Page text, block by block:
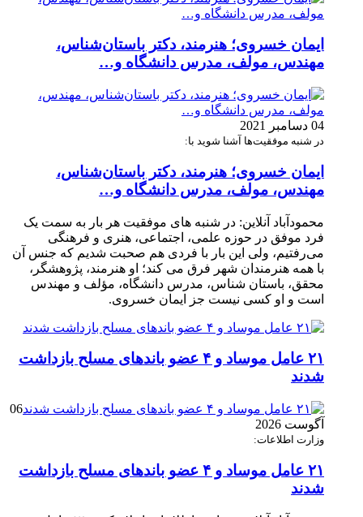
ایمان خسروی؛ هنرمند، دکتر باستان‌شناس،
مهندس، مولف، مدرس دانشگاه و…
04 دسامبر 2021
در شنبه موفقیت‌ها آشنا شوید با:
ایمان خسروی؛ هنرمند، دکتر باستان‌شناس،
مهندس، مولف، مدرس دانشگاه و…
محمودآباد آنلاین: در شنبه های موفقیت هر بار به سمت یک
فرد موفق در حوزه علمی، اجتماعی، هنری و فرهنگی
می‌رفتیم، ولی این بار با فردی هم صحبت شدیم که جنس آن
با همه هنرمندان شهر فرق می کند؛ او هنرمند، پژوهشگر،
محقق، باستان شناس، مدرس دانشگاه، مؤلف و مهندس
است و او کسی نیست جز ایمان خسروی.
۲۱ عامل موساد و ۴ عضو باند‌های مسلح بازداشت
شدند
06
آگوست 2026
وزارت اطلاعات:
۲۱ عامل موساد و ۴ عضو باند‌های مسلح بازداشت
شدند